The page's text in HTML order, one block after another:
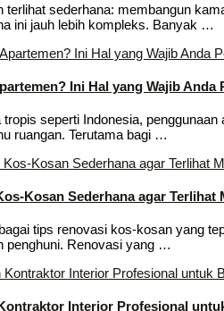
terlihat sederhana: membangun
ini jauh lebih kompleks. Banyak …
Ini Hal yang Wajib Anda
tropis seperti Indonesia,
ruangan. Terutama bagi …
Kosan Sederhana agar Terlihat
tips renovasi kos-kosan yang
penghuni. Renovasi yang …
Interior Profesional